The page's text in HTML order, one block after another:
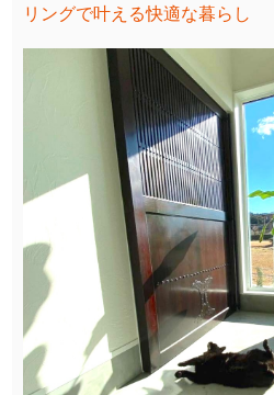
リングで叶える快適な暮らし